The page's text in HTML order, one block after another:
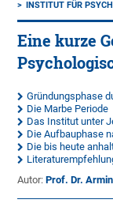
INSTITUT FÜR
Eine kurze
Gründungsphase
Die Marbe Periode
Das Institut unter
Die Aufbauphase
Die bis heute
Autor:Prof. Dr.